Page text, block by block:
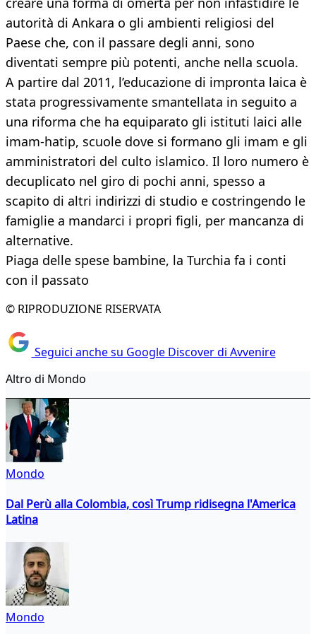
autorità di Ankara o gli ambienti religiosi del
Paese che, con il passare degli anni, sono
diventati sempre più potenti, anche nella scuola.
A partire dal 2011, l’educazione di impronta laica è
stata progressivamente smantellata in seguito a
una riforma che ha equiparato gli istituti laici alle
imam-hatip, scuole dove si formano gli imam e gli
amministratori del culto islamico. Il loro numero è
decuplicato nel giro di pochi anni, spesso a
scapito di altri indirizzi di studio e costringendo le
famiglie a mandarci i propri figli, per mancanza di
alternative.
Piaga delle spese bambine, la Turchia fa i conti
con il passato
© RIPRODUZIONE RISERVATA
Seguici anche su Google Discover di Avvenire
Altro di Mondo
Mondo
Dal Perù alla Colombia, così Trump ridisegna l'America
Latina
Mondo